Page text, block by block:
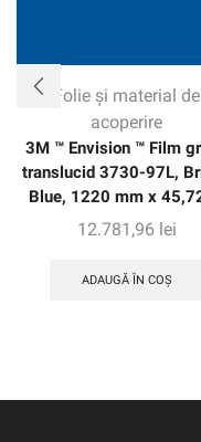
Folie și material de
acoperire
3M ™ Envision ™ Film
translucid 3730-97L,
Blue, 1220 mm x
12.781,96 lei
ADAUGĂ ÎN COȘ